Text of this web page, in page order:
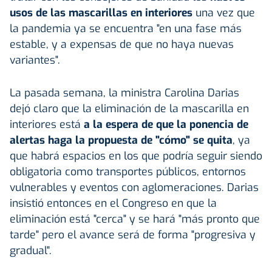
usos de las mascarillas en interiores una vez que
la pandemia ya se encuentra "en una fase más
estable, y a expensas de que no haya nuevas
variantes".
La pasada semana, la ministra Carolina Darias
dejó claro que la eliminación de la mascarilla en
interiores está a la espera de que la ponencia de
alertas haga la propuesta de "cómo" se quita, ya
que habrá espacios en los que podría seguir siendo
obligatoria como transportes públicos, entornos
vulnerables y eventos con aglomeraciones. Darias
insistió entonces en el Congreso en que la
eliminación está "cerca" y se hará "más pronto que
tarde" pero el avance será de forma "progresiva y
gradual".